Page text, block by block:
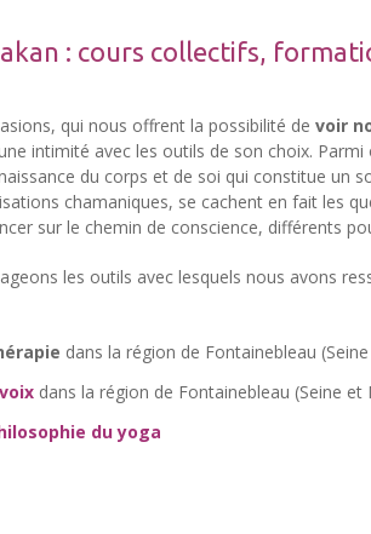
: cours collectifs,
qui nous offrent la possibilité de voir
intimité avec les outils de son choix.
du corps et de soi qui constitue un
chamaniques, se cachent en fait les
sur le chemin de conscience, différents
les outils avec lesquels nous avons
dans la région de Fontainebleau
dans la région de Fontainebleau (Seine et
du yoga